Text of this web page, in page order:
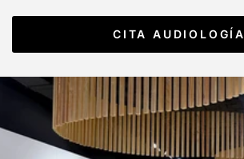
CITA AUDIOLOGÍA